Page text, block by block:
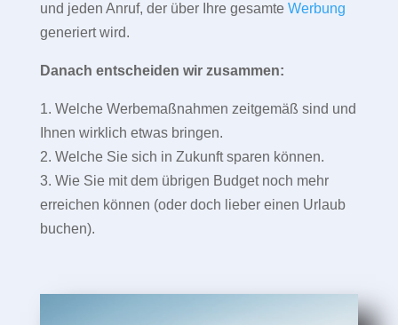
und jeden Anruf, der über Ihre gesamte Werbung
generiert wird.
Danach entscheiden wir zusammen:
1. Welche Werbemaßnahmen zeitgemäß sind und
Ihnen wirklich etwas bringen.
2. Welche Sie sich in Zukunft sparen können.
3. Wie Sie mit dem übrigen Budget noch mehr
erreichen können (oder doch lieber einen Urlaub
buchen).